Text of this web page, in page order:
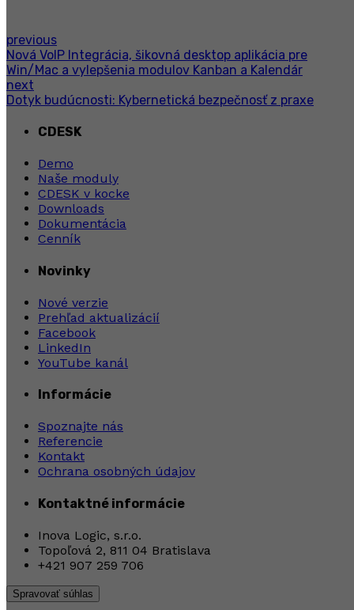
previous
Nová VoIP Integrácia, šikovná desktop aplikácia pre
Win/Mac a vylepšenia modulov Kanban a Kalendár
next
Dotyk budúcnosti: Kybernetická bezpečnosť z praxe
CDESK
Demo
Naše moduly
CDESK v kocke
Downloads
Dokumentácia
Cenník
Novinky
Nové verzie
Prehľad aktualizácií
Facebook
LinkedIn
YouTube kanál
Informácie
Spoznajte nás
Referencie
Kontakt
Ochrana osobných údajov
Kontaktné informácie
Inova Logic, s.r.o.
Topoľová 2, 811 04 Bratislava
+421 907 259 706
Spravovať súhlas